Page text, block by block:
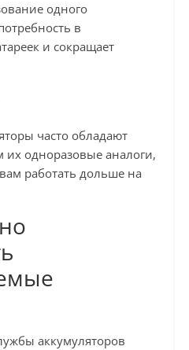
одного
в
и сокращает
часто обладают
одноразовые аналоги,
работать дольше на
аккумуляторов